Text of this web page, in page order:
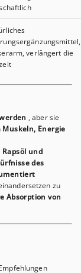
verlängert die
, aber sie
Muskeln, Energie
Rapsöl und
des
zu
Absorption von